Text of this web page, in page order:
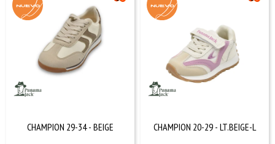
CHAMPION 29-34 - BEIGE CHAMPION 20-29 - LT.BEIGE-L